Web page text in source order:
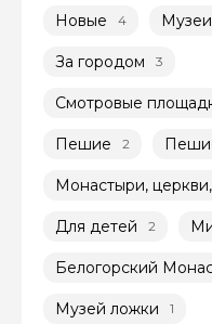
Новые 4
За городом 3
Смотровые
Пешие 2
Монастыри,
Для детей 2
Белогорский
Музей ложки 1